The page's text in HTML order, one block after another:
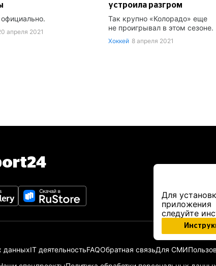
апреля 2021
устроила разгром
Так крупно «Колорадо» еще
не проигрывал в этом сезоне.
Хоккей 8 апреля 2021
Для
приложения
следуйте
данныхIT деятельностьFAQОбратная связьДля СМИ